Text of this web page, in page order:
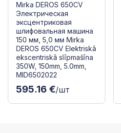
Mirka DEROS 650CV
Электрическая
эксцентриковая
шлифовальная машина
150 мм, 5,0 мм Mirka
DEROS 650CV Elektriskā
ekscentriskā slīpmašīna
350W, 150mm, 5.0mm,
MID6502022
595.16 €/шт